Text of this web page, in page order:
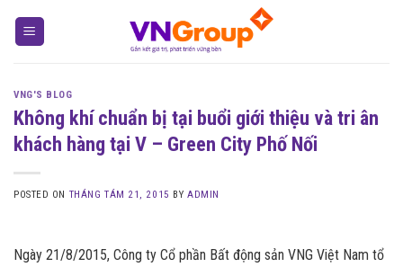
VNG'S BLOG
Không khí chuẩn bị tại buổi giới thiệu và tri ân
khách hàng tại V – Green City Phố Nối
POSTED ON THÁNG TÁM 21, 2015 BY ADMIN
Ngày 21/8/2015, Công ty Cổ phần Bất động sản VNG Việt Nam tổ